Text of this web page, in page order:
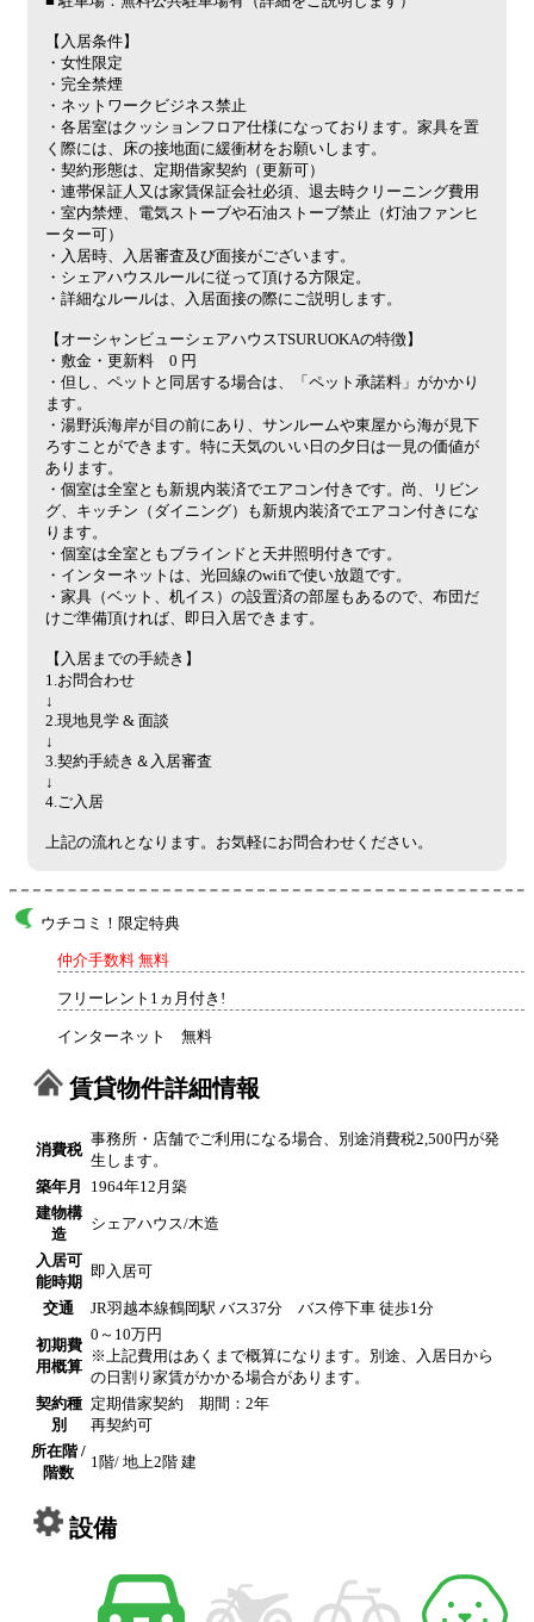
【入居条件】
・女性限定
・完全禁煙
・ネットワークビジネス禁止
・各居室はクッションフロア仕様になっております。家具を置
く際には、床の接地面に緩衝材をお願いします。
・契約形態は、定期借家契約（更新可）
​・連帯保証人又は家賃保証会社必須、退去時クリーニング費用
・室内禁煙、電気ストーブや石油ストーブ禁止（灯油ファンヒ
ーター可）
​・入居時、入居審査及び面接がございます。
・シェアハウスルールに従って頂ける方限定。
・詳細なルールは、入居面接の際にご説明します。
【オーシャンビューシェアハウスTSURUOKAの特徴】
・敷金・更新料 0 円
・但し、ペットと同居する場合は、「ペット承諾料」がかかり
ます。
・湯野浜海岸が目の前にあり、サンルームや東屋から海が見下
ろすことができます。​特に天気のいい日の夕日は一見の価値が
あります。
・個室は全室とも新規内装済でエアコン付きです。尚、リビン
グ、キッチン（ダイニング）も新規内装済でエアコン付きにな
ります。
・個室は全室ともブラインドと天井照明付きです。
・インターネットは、光回線のwifiで使い放題です。
・家具（ベット、机イス）の設置済の部屋もあるので、布団だ
けご準備頂ければ、即日入居できます。
【入居までの手続き】
1.お問合わせ
↓
2.現地見学 & 面談
↓
3.契約手続き＆入居審査
↓
4.ご入居
上記の流れとなります。お気軽にお問合わせください。
ウチコミ！限定特典
仲介手数料 無料
フリーレント1ヵ月付き!
インターネット 無料
賃貸物件詳細情報
消費税
事務所・店舗でご利用になる場合、別途消費税2,500円が発
生します。
築年月
1964年12月築
建物構
造
シェアハウス/木造
入居可
能時期
即入居可
交通 JR羽越本線鶴岡駅 バス37分 バス停下車 徒歩1分
初期費
用概算
0～10万円
※上記費用はあくまで概算になります。別途、入居日から
の日割り家賃がかかる場合があります。
契約種
別
定期借家契約 期間：2年
再契約可
所在階 /
階数
1階/ 地上2階 建
設備